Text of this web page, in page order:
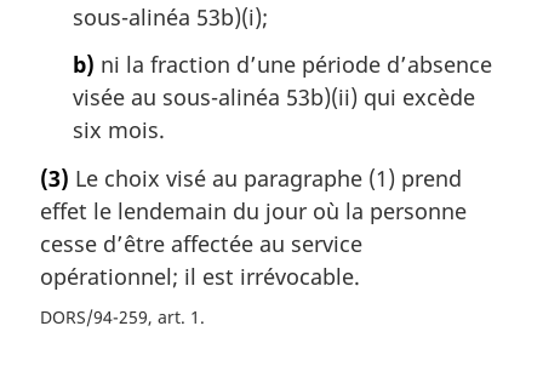
sous-alinéa 53b)(i);
b) ni la fraction d’une période d’absence
visée au sous-alinéa 53b)(ii) qui excède
six mois.
(3) Le choix visé au paragraphe (1) prend
effet le lendemain du jour où la personne
cesse d’être affectée au service
opérationnel; il est irrévocable.
DORS/94-259, art. 1